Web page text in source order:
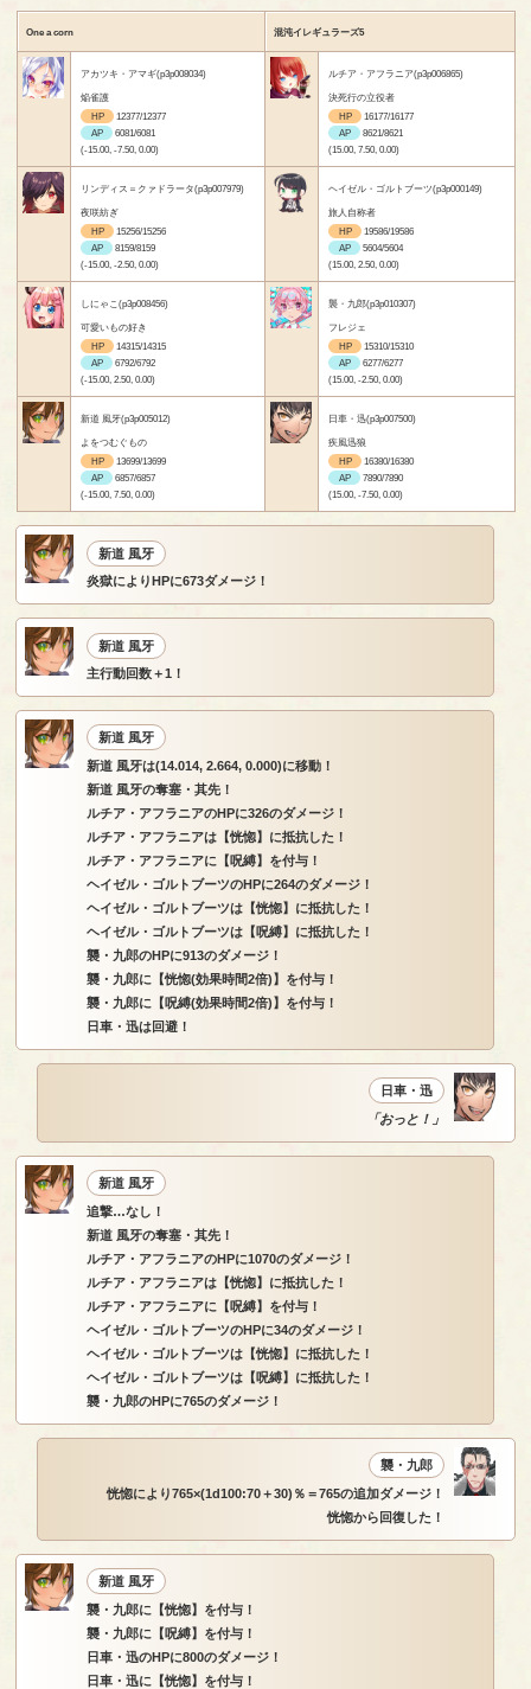
One a corn 混沌イレギュラーズ5
アカツキ・アマギ(p3p008034)
焔雀護
HP
12377/12377
AP
6081/6081
(-15.00, -7.50, 0.00)
ルチア・アフラニア(p3p006865)
決死行の立役者
HP
16177/16177
AP
8621/8621
(15.00, 7.50, 0.00)
リンディス＝クァドラータ(p3p007979)
夜咲紡ぎ
HP
15256/15256
AP
8159/8159
(-15.00, -2.50, 0.00)
ヘイゼル・ゴルトブーツ(p3p000149)
旅人自称者
HP
19586/19586
AP
5604/5604
(15.00, 2.50, 0.00)
しにゃこ(p3p008456)
可愛いもの好き
HP
14315/14315
AP
6792/6792
(-15.00, 2.50, 0.00)
襲・九郎(p3p010307)
フレジェ
HP
15310/15310
AP
6277/6277
(15.00, -2.50, 0.00)
新道 風牙(p3p005012)
よをつむぐもの
HP
13699/13699
AP
6857/6857
(-15.00, 7.50, 0.00)
日車・迅(p3p007500)
疾風迅狼
HP
16380/16380
AP
7890/7890
(15.00, -7.50, 0.00)
新道 風牙
炎獄によりHPに673ダメージ！
新道 風牙
主行動回数＋1！
新道 風牙
新道 風牙は(14.014, 2.664, 0.000)に移動！
新道 風牙の奪塞・其先！
ルチア・アフラニアのHPに326のダメージ！
ルチア・アフラニアは【恍惚】に抵抗した！
ルチア・アフラニアに【呪縛】を付与！
ヘイゼル・ゴルトブーツのHPに264のダメージ！
ヘイゼル・ゴルトブーツは【恍惚】に抵抗した！
ヘイゼル・ゴルトブーツは【呪縛】に抵抗した！
襲・九郎のHPに913のダメージ！
襲・九郎に【恍惚(効果時間2倍)】を付与！
襲・九郎に【呪縛(効果時間2倍)】を付与！
日車・迅は回避！
日車・迅
「おっと！」
新道 風牙
追撃…なし！
新道 風牙の奪塞・其先！
ルチア・アフラニアのHPに1070のダメージ！
ルチア・アフラニアは【恍惚】に抵抗した！
ルチア・アフラニアに【呪縛】を付与！
ヘイゼル・ゴルトブーツのHPに34のダメージ！
ヘイゼル・ゴルトブーツは【恍惚】に抵抗した！
ヘイゼル・ゴルトブーツは【呪縛】に抵抗した！
襲・九郎のHPに765のダメージ！
襲・九郎
恍惚により765×(1d100:70＋30)％＝765の追加ダメージ！
恍惚から回復した！
新道 風牙
襲・九郎に【恍惚】を付与！
襲・九郎に【呪縛】を付与！
日車・迅のHPに800のダメージ！
日車・迅に【恍惚】を付与！